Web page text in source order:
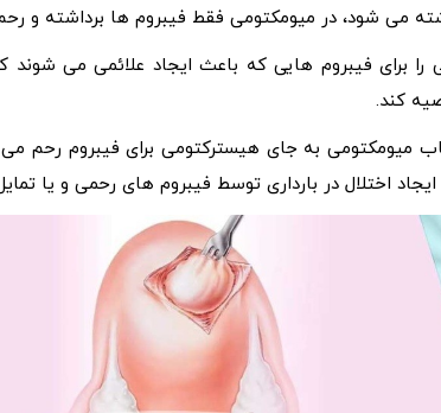
می شود، در میومکتومی فقط فیبروم ها برداشته و
برای فیبروم‌ هایی که باعث ایجاد علائمی می‌ شوند
کند.
میومکتومی به جای هیسترکتومی برای فیبروم رحم می
اختلال در بارداری توسط فیبروم های رحمی و یا